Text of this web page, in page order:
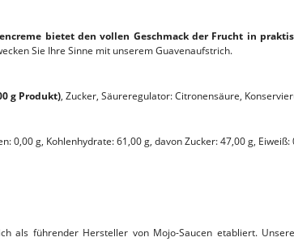
bietet den vollen Geschmack der Frucht in
Sie Ihre Sinne mit unserem Guavenaufstrich.
g Produkt), Zucker, Säureregulator: Citronensäure,
0,00 g, Kohlenhydrate: 61,00 g, davon Zucker: 47,00 g, Eiweiß:
als führender Hersteller von Mojo-Saucen etabliert.